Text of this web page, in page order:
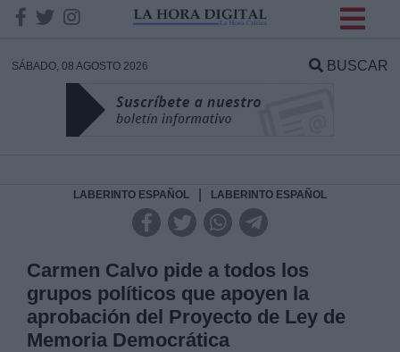
SÁBADO, 08 AGOSTO 2026 BUSCAR
LABERINTO ESPAÑOL LABERINTO ESPAÑOL
Carmen Calvo pide a todos los
grupos políticos que apoyen la
aprobación del Proyecto de Ley de
Memoria Democrática
DATOS
Responsable:
Legitimación: